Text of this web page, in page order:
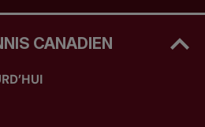
CANADIEN